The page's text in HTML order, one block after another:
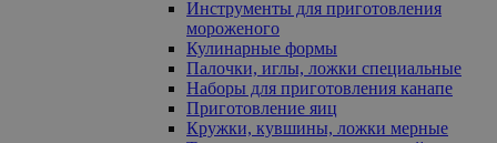
Инструменты для приготовления
мороженого
Кулинарные формы
Палочки, иглы, ложки специальные
Наборы для приготовления канапе
Приготовление яиц
Кружки, кувшины, ложки мерные